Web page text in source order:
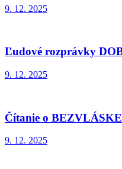
9. 12. 2025
Ľudové rozprávky
9. 12. 2025
Čítanie o
9. 12. 2025